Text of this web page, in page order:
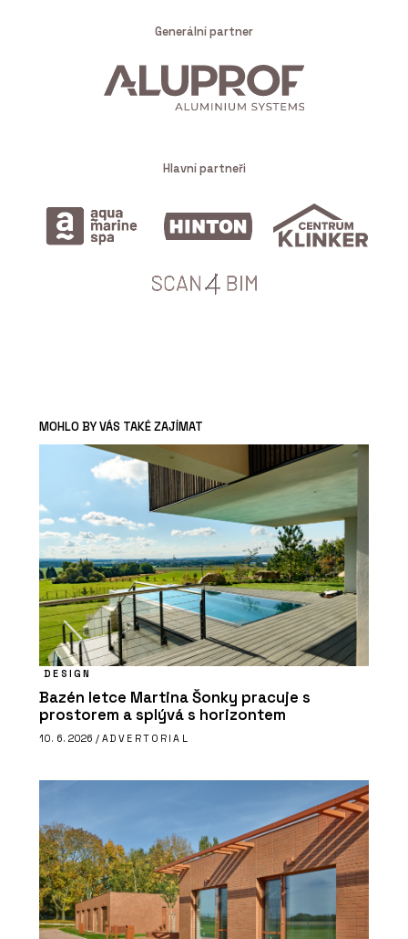
Generální partner
Hlavní partneři
MOHLO BY VÁS TAKÉ ZAJÍMAT
DESIGN
Bazén letce Martina Šonky pracuje s
prostorem a splývá s horizontem
10. 6. 2026 / ADVERTORIAL